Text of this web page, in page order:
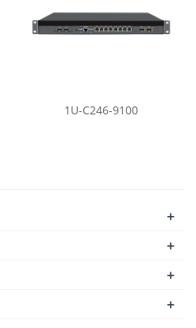
1U-C246-9100
+
+
+
+